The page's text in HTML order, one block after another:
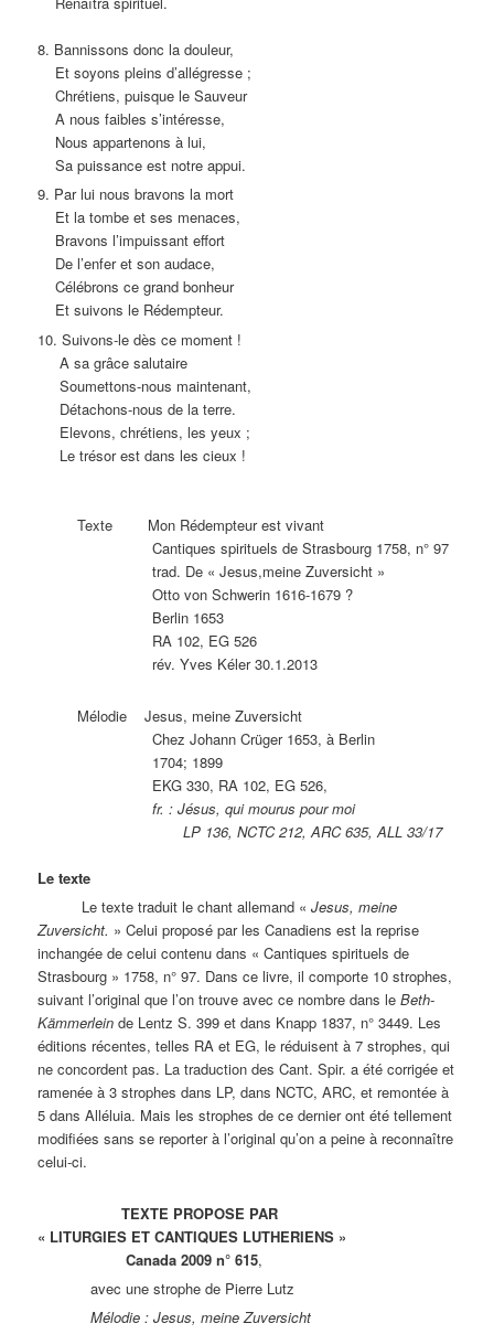
8. Bannissons donc la douleur,
Et soyons pleins d’allégresse ;
Chrétiens, puisque le Sauveur
A nous faibles s’intéresse,
Nous appartenons à lui,
Sa puissance est notre appui.
9. Par lui nous bravons la mort
Et la tombe et ses menaces,
Bravons l’impuissant effort
De l’enfer et son audace,
Célébrons ce grand bonheur
Et suivons le Rédempteur.
10. Suivons-le dès ce moment !
A sa grâce salutaire
Soumettons-nous maintenant,
Détachons-nous de la terre.
Elevons, chrétiens, les yeux ;
Le trésor est dans les cieux !
Texte Mon Rédempteur est vivant
Cantiques spirituels de Strasbourg 1758, n° 97
trad. De « Jesus,meine Zuversicht »
Otto von Schwerin 1616-1679 ?
Berlin 1653
RA 102, EG 526
rév. Yves Kéler 30.1.2013
Mélodie Jesus, meine Zuversicht
Chez Johann Crüger 1653, à Berlin
1704; 1899
EKG 330, RA 102, EG 526,
fr. : Jésus, qui mourus pour moi
LP 136, NCTC 212, ARC 635, ALL 33/17
Le texte
Le texte traduit le chant allemand « Jesus, meine
Zuversicht. » Celui proposé par les Canadiens est la reprise
inchangée de celui contenu dans « Cantiques spirituels de
Strasbourg » 1758, n° 97. Dans ce livre, il comporte 10 strophes,
suivant l’original que l’on trouve avec ce nombre dans leBeth-
Kämmerleinde Lentz S. 399 et dans Knapp 1837, n° 3449. Les
éditions récentes, telles RA et EG, le réduisent à 7 strophes, qui
ne concordent pas. La traduction des Cant. Spir. a été corrigée et
ramenée à 3 strophes dans LP, dans NCTC, ARC, et remontée à
5 dans Alléluia. Mais les strophes de ce dernier ont été tellement
modifiées sans se reporter à l’original qu’on a peine à reconnaître
celui-ci.
TEXTE PROPOSE PAR
« LITURGIES ET CANTIQUES LUTHERIENS »
Canada 2009 n° 615,
avec une strophe de Pierre Lutz
Mélodie : Jesus, meine Zuversicht